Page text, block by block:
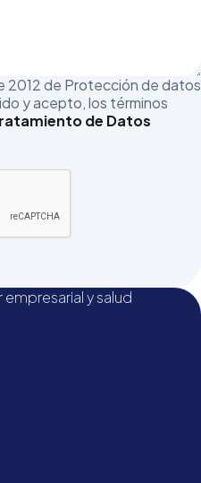
2012 de Protección de datos
y acepto, los términos
de Datos
y salud